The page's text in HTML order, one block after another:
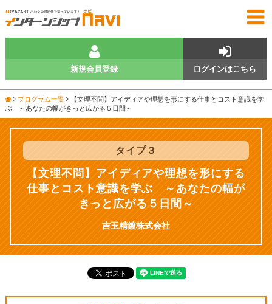
ログインはこちら
新規会員登録
プログラム一覧 【文理不問】アイディアや理想を形にする仕事とコスト意識を学
ぶ ～あなたの幅がきっと広がる５日間～
タイプ３
【文理不問】アイディアや理想を形にする
仕事とコスト意識を学ぶ ～あなたの幅が
きっと広がる５日間～
吉玉精鍍株式会社